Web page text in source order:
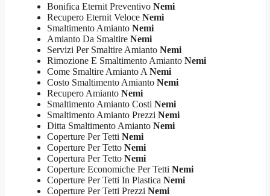
Bonifica Eternit Preventivo Nemi
Recupero Eternit Veloce Nemi
Smaltimento Amianto Nemi
Amianto Da Smaltire Nemi
Servizi Per Smaltire Amianto Nemi
Rimozione E Smaltimento Amianto Nemi
Come Smaltire Amianto A Nemi
Costo Smaltimento Amianto Nemi
Recupero Amianto Nemi
Smaltimento Amianto Costi Nemi
Smaltimento Amianto Prezzi Nemi
Ditta Smaltimento Amianto Nemi
Coperture Per Tetti Nemi
Coperture Per Tetto Nemi
Copertura Per Tetto Nemi
Coperture Economiche Per Tetti Nemi
Coperture Per Tetti In Plastica Nemi
Coperture Per Tetti Prezzi Nemi